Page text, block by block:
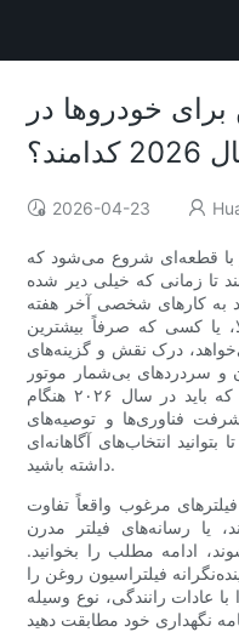
برای خودروها در
2026-04-23
با قطعه‌ای شروع می‌شود که
تا زمانی که خیلی دیر شده
به کارهای شخصی آخر هفته
یا کسی که صرفاً بیشترین
درک نقش و گزینه‌های
و سردردهای بی‌شمار موتور
صرفه‌جویی کند. این مقاله به مواردی که باید در سال ۲۰۲۶ هنگام
فناوری‌ها و توصیه‌های
انتخاب‌های آگاهانه‌ای
داشته باشید.
مرغوب واقعاً تفاوت
یا رسانه‌های فیلتر مدرن
ادامه مطلب را بخوانید.
فیلتراسیون روغن را
با عادات رانندگی، نوع وسیله